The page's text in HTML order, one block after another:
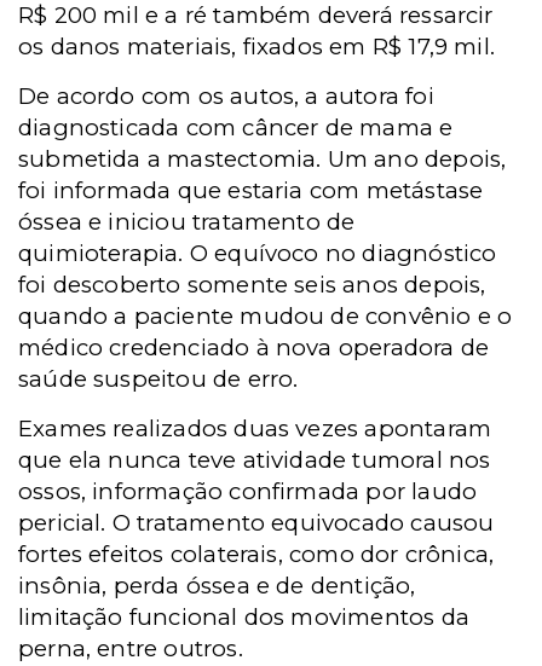
R$ 200 mil e a ré também deverá ressarcir
os danos materiais, fixados em R$ 17,9 mil.
De acordo com os autos, a autora foi
diagnosticada com câncer de mama e
submetida a mastectomia. Um ano depois,
foi informada que estaria com metástase
óssea e iniciou tratamento de
quimioterapia. O equívoco no diagnóstico
foi descoberto somente seis anos depois,
quando a paciente mudou de convênio e o
médico credenciado à nova operadora de
saúde suspeitou de erro.
Exames realizados duas vezes apontaram
que ela nunca teve atividade tumoral nos
ossos, informação confirmada por laudo
pericial. O tratamento equivocado causou
fortes efeitos colaterais, como dor crônica,
insônia, perda óssea e de dentição,
limitação funcional dos movimentos da
perna, entre outros.